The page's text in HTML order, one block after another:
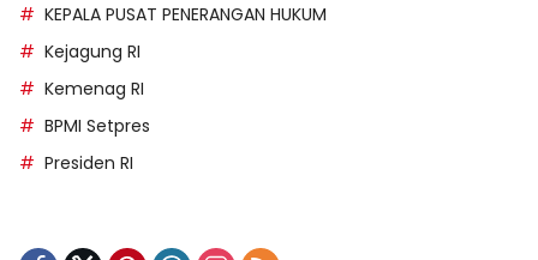
KEPALA PUSAT PENERANGAN HUKUM
Kejagung RI
Kemenag RI
BPMI Setpres
Presiden RI